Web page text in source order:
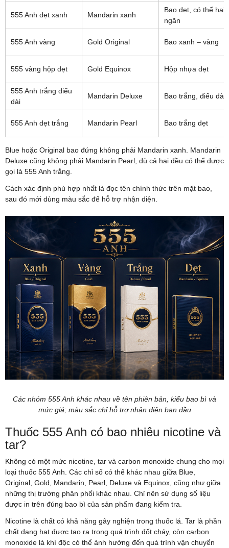
555 Anh dẹt xanh Mandarin xanh
Bao dẹt, có thể hai
ngăn
555 Anh vàng Gold Original Bao xanh – vàng
555 vàng hộp dẹt Gold Equinox Hộp nhựa dẹt
555 Anh trắng điếu
dài
Mandarin Deluxe Bao trắng, điếu dài
555 Anh dẹt trắng Mandarin Pearl Bao trắng dẹt
Blue hoặc Original bao đứng không phải Mandarin xanh. Mandarin
Deluxe cũng không phải Mandarin Pearl, dù cả hai đều có thể được
gọi là 555 Anh trắng.
Cách xác định phù hợp nhất là đọc tên chính thức trên mặt bao,
sau đó mới dùng màu sắc để hỗ trợ nhận diện.
Các nhóm 555 Anh khác nhau về tên phiên bản, kiểu bao bì và
mức giá; màu sắc chỉ hỗ trợ nhận diện ban đầu
Thuốc 555 Anh có bao nhiêu nicotine và
tar?
Không có một mức nicotine, tar và carbon monoxide chung cho mọi
loại thuốc 555 Anh. Các chỉ số có thể khác nhau giữa Blue,
Original, Gold, Mandarin, Pearl, Deluxe và Equinox, cũng như giữa
những thị trường phân phối khác nhau. Chỉ nên sử dụng số liệu
được in trên đúng bao bì của sản phẩm đang kiểm tra.
Nicotine là chất có khả năng gây nghiện trong thuốc lá. Tar là phần
chất dạng hạt được tạo ra trong quá trình đốt cháy, còn carbon
monoxide là khí độc có thể ảnh hưởng đến quá trình vận chuyển